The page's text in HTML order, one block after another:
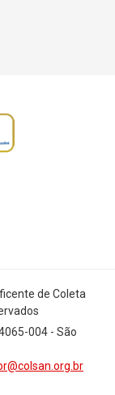
de Coleta
004 - São